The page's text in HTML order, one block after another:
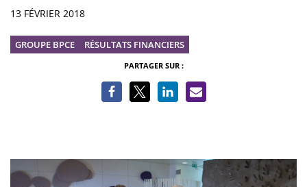
Informations
13 FÉVRIER 2018
GROUPE BPCE RÉSULTATS FINANCIERS
PARTAGER SUR :